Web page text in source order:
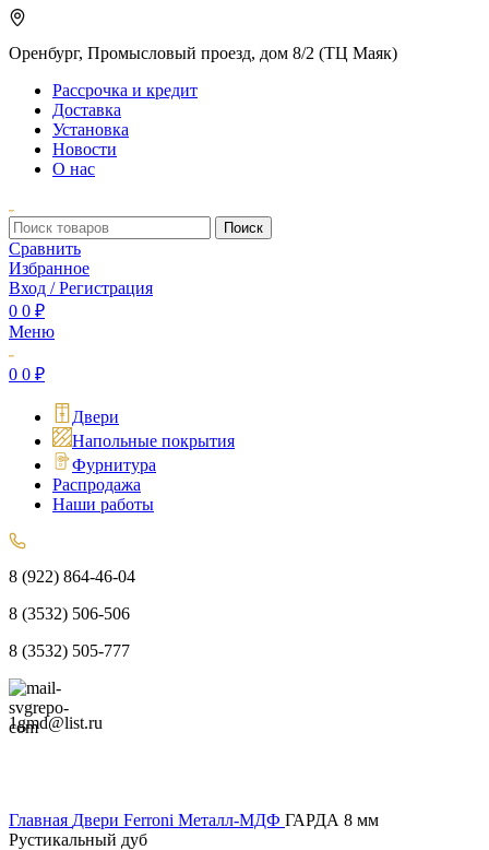
Оренбург, Промысловый проезд, дом 8/2 (ТЦ Маяк)
Рассрочка и кредит
Доставка
Установка
Новости
О нас
Поиск
Сравнить
Избранное
Вход / Регистрация
0 0 ₽
Меню
0 0 ₽
Двери
Напольные покрытия
Фурнитура
Распродажа
Наши работы
8 (922) 864-46-04
8 (3532) 506-506
8 (3532) 505-777
1gmd@list.ru
Главная Двери Ferroni Металл-МДФ ГАРДА 8 мм
Рустикальный дуб